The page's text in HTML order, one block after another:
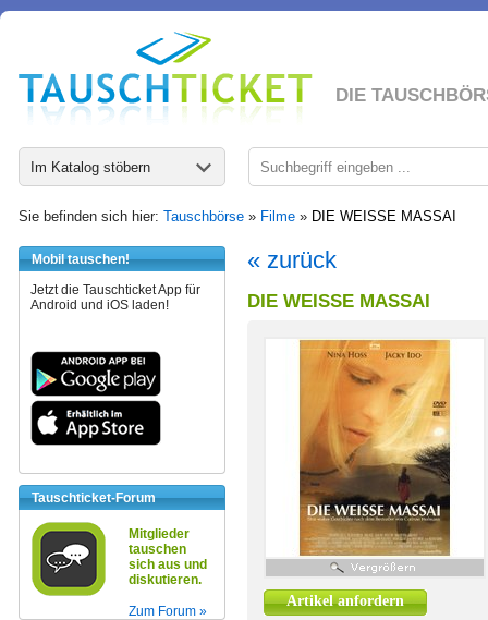
DIE
Im Katalog stöbern
Sie befinden sich hier: Tauschbörse » Filme » DIE WEISSE MASSAI
Mobil tauschen!
Jetzt die Tauschticket App für
Android und iOS laden!
Tauschticket-Forum
Mitglieder
tauschen
sich aus und
diskutieren.
Zum Forum »
« zurück
DIE WEISSE MASSAI
Artikel anfordern